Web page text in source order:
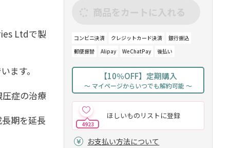
Ltdで製
ます。
症の治療
期を延長
商品をカートに入れる
コンビニ決済 クレジットカード決済
銀行振込
郵便振替
Alipay WeChatPay 後払い
【10％OFF】定期購入
～ マイページからいつでも解約可能 ～
ほしいものリストに登録
4923
お支払い方法について